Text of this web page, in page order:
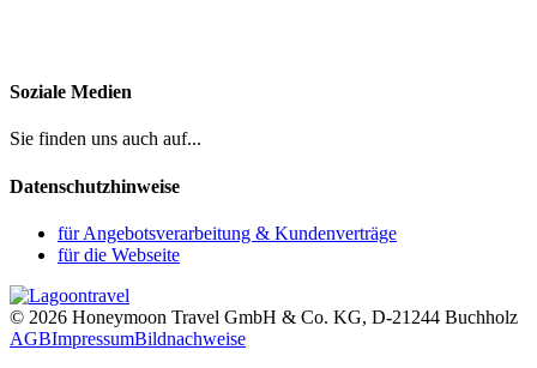
Soziale Medien
Sie finden uns auch auf...
Datenschutzhinweise
für Angebotsverarbeitung & Kundenverträge
für die Webseite
© 2026 Honeymoon Travel GmbH & Co. KG, D-21244 Buchholz
AGBImpressumBildnachweise